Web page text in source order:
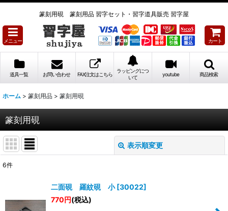
篆刻用硯 篆刻用品 習字セット・習字道具販売 習字屋
メニュー カート
道具一覧 お問い合わせ FAX注文はこちら
ラッピングにつ
いて
youtube 商品検索
ホーム > 篆刻用品 > 篆刻用硯
篆刻用硯
表示順変更
並び順:
6件
二面硯 羅紋硯 小 [30022]
770円(税込)